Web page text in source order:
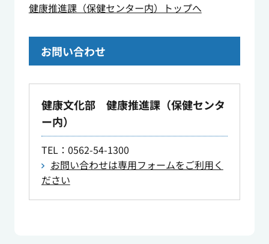
健康推進課（保健センター内）トップへ
お問い合わせ
健康文化部 健康推進課（保健センタ
ー内）
TEL：0562-54-1300
お問い合わせは専用フォームをご利用く
ださい